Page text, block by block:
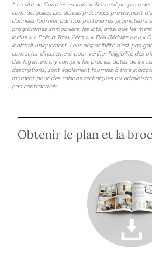
* Le site de Courtier en immobilier neuf propose
contractuelles. Les détails présentés proviennent
données fournies par nos partenaires promoteurs
programmes immobiliers, les lots, ainsi que les
inclus », « Prêt à Taux Zéro », « TVA Réduite » ou «
indicatif uniquement. Leur disponibilité n’est pas
contacter directement pour vérifier l’éligibilité des
des logements, y compris les prix, les dates de
descriptions, sont également fournies à titre
moment pour des raisons techniques ou
pas contractuels.
Obtenir le plan et la